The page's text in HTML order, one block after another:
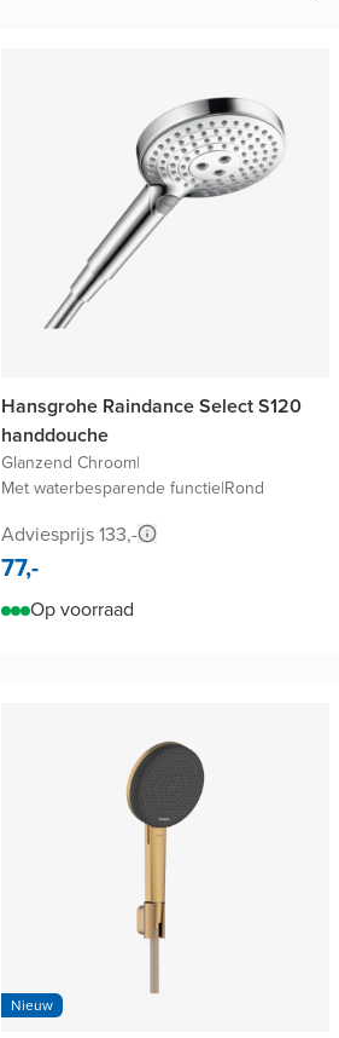
Hansgrohe Raindance Select S120
handdouche
Glanzend Chroom|
Met waterbesparende functie|Rond
Adviesprijs 133,-
77,-
Op voorraad
Nieuw